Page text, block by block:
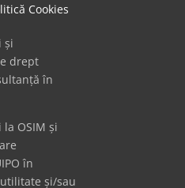
Cookies
și
drept
în
la OSIM și
în
și/sau